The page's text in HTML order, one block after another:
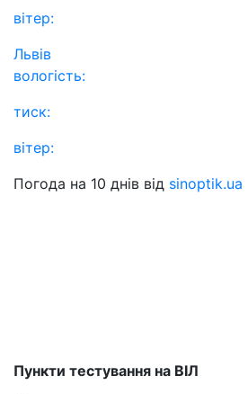
вітер:
Львів
вологість:
тиск:
вітер:
Погода на 10 днів від sinoptik.ua
Пункти тестування на ВІЛ